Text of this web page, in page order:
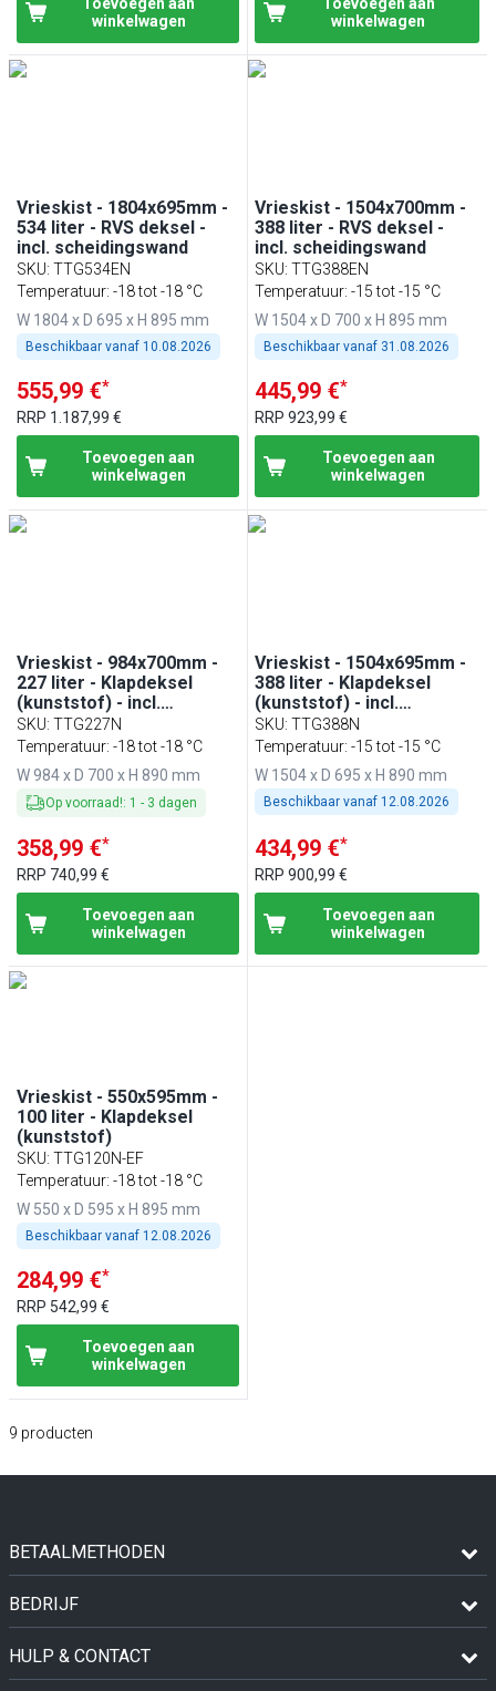
winkelwagen
winkelwagen
Vrieskist - 1804x695mm -
534 liter - RVS deksel -
incl. scheidingswand
SKU: TTG534EN
Temperatuur: -18 tot -18 °C
W 1804 x D 695 x H 895 mm
Beschikbaar vanaf 10.08.2026
555,99 €*
RRP 1.187,99 €
Toevoegen aan
winkelwagen
Vrieskist - 1504x700mm -
388 liter - RVS deksel -
incl. scheidingswand
SKU:TTG388EN
Temperatuur: -15 tot -15 °C
W 1504 x D 700 x H 895 mm
Beschikbaar vanaf 31.08.2026
445,99 €*
RRP923,99 €
Toevoegen aan
winkelwagen
Vrieskist - 984x700mm -
227 liter - Klapdeksel
(kunststof) - incl.
scheidingswand
SKU: TTG227N
Temperatuur: -18 tot -18 °C
W 984 x D 700 x H 890 mm
Op voorraad!: 1 - 3 dagen
358,99 €*
RRP 740,99 €
Toevoegen aan
winkelwagen
Vrieskist - 1504x695mm -
388 liter - Klapdeksel
(kunststof) - incl.
scheidingswand
SKU:TTG388N
Temperatuur: -15 tot -15 °C
W 1504 x D 695 x H 890 mm
Beschikbaar vanaf 12.08.2026
434,99 €*
RRP900,99 €
Toevoegen aan
winkelwagen
Vrieskist - 550x595mm -
100 liter - Klapdeksel
(kunststof)
SKU: TTG120N-EF
Temperatuur: -18 tot -18 °C
W 550 x D 595 x H 895 mm
Beschikbaar vanaf 12.08.2026
284,99 €*
RRP 542,99 €
Toevoegen aan
winkelwagen
9 producten
BETAALMETHODEN
BEDRIJF
HULP & CONTACT